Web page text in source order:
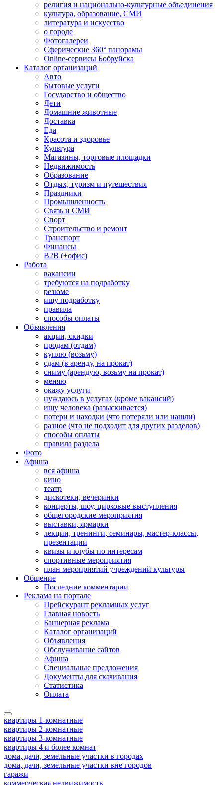
религия и национально-культурные объединения
культура, образование, СМИ
литература и искусство
о городе
Фотогалереи
Сферические 360° панорамы
Online-сервисы Бобруйска
Каталог организаций
Авто
Бытовые услуги
Государство и общество
Дети
Домашние животные
Доставка
Еда
Красота и здоровье
Культура
Магазины, торговые площадки
Недвижимость
Образование
Отдых, туризм и путешествия
Праздники
Промышленность
Связь и СМИ
Спорт
Строительство и ремонт
Транспорт
Финансы
B2B (+офис)
Работа
вакансии
требуются на подработку
резюме
ищу подработку
правила
способы оплаты
Объявления
акции, скидки
продам (отдам)
куплю (возьму)
сдам (в аренду, на прокат)
сниму (арендую, возьму на прокат)
меняю
окажу услуги
нуждаюсь в услугах (кроме вакансий)
ищу человека (разыскивается)
потери и находки (что потеряли или нашли)
разное (что не подходит для других разделов)
способы оплаты
правила раздела
Фото
Афиша
вся афиша
кино
театр
дискотеки, вечеринки
концерты, шоу, цирковые выступления
общегородские мероприятия
выставки, ярмарки
лекции, тренинги, семинары, мастер-классы,
презентации
квизы и клубы по интересам
спортивные мероприятия
план мероприятий учреждений культуры
Общение
Последние комментарии
Реклама на портале
Прейскурант рекламных услуг
Главная новость
Баннерная реклама
Каталог организаций
Объявления
Обслуживание сайтов
Афиша
Специальные предложения
Документы для скачивания
Статистика
Оплата
квартиры 1-комнатные
квартиры 2-комнатные
квартиры 3-комнатные
квартиры 4 и более комнат
дома, дачи, земельные участки в городах
дома, дачи, земельные участки вне городов
гаражи
коммерческая недвижимость